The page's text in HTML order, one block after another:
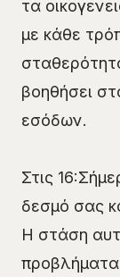
τα
με κάθε
βοηθήσει
εσόδων.
Στις
δεσμό σας
Η στάση